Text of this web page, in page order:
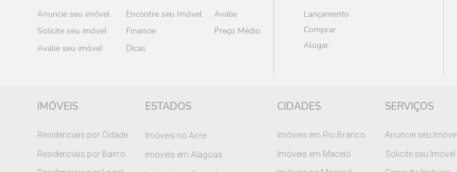
Anuncie seu imóvel Encontre seu Imóvel
Avalie
Solicite seu imóvel
Financie
Preço Médio
Avalie seu imóvel
Dicas
Lançamento
Comprar
Alugar
IMÓVEIS
Residenciais por Cidade
Residenciais por Bairro
ESTADOS
Imóveis no Acre
Imóveis em Alagoas
CIDADES
Imóveis em Rio Branco
Imóveis em Maceió
SERVIÇOS
Anuncie seu Imóvel
Solicite seu Imóvel